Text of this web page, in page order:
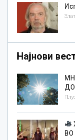
Најнови
ДО